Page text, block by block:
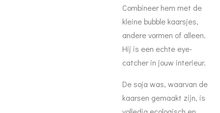
Combineer hem met de
kleine bubble kaarsjes,
andere vormen of alleen.
Hij is een echte eye-
catcher in jouw interieur.
De soja was, waarvan de
kaarsen gemaakt zijn, is